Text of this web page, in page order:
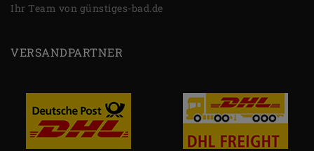
Ihr Team von günstiges-bad.de
VERSANDPARTNER